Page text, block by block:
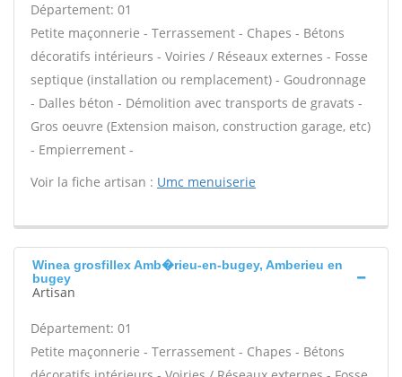
Département: 01
Petite maçonnerie - Terrassement - Chapes - Bétons
décoratifs intérieurs - Voiries / Réseaux externes - Fosse
septique (installation ou remplacement) - Goudronnage
- Dalles béton - Démolition avec transports de gravats -
Gros oeuvre (Extension maison, construction garage, etc)
- Empierrement -
Voir la fiche artisan : Umc menuiserie
Winea grosfillex Amb�rieu-en-bugey, Amberieu en
bugey
Artisan
Département: 01
Petite maçonnerie - Terrassement - Chapes - Bétons